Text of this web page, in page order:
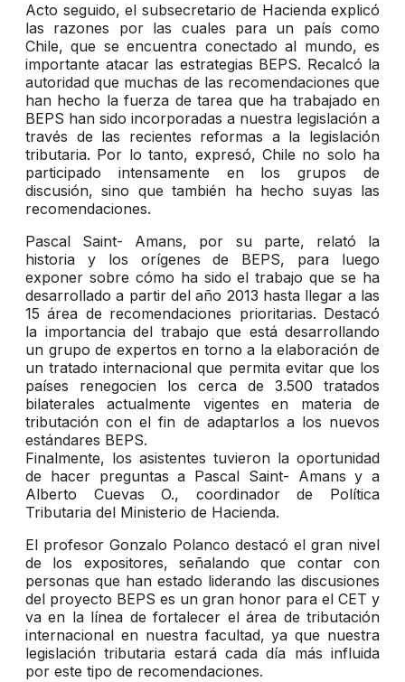
Acto seguido, el subsecretario de Hacienda explicó
las razones por las cuales para un país como
Chile, que se encuentra conectado al mundo, es
importante atacar las estrategias BEPS. Recalcó la
autoridad que muchas de las recomendaciones que
han hecho la fuerza de tarea que ha trabajado en
BEPS han sido incorporadas a nuestra legislación a
través de las recientes reformas a la legislación
tributaria. Por lo tanto, expresó, Chile no solo ha
participado intensamente en los grupos de
discusión, sino que también ha hecho suyas las
recomendaciones.
Pascal Saint- Amans, por su parte, relató la
historia y los orígenes de BEPS, para luego
exponer sobre cómo ha sido el trabajo que se ha
desarrollado a partir del año 2013 hasta llegar a las
15 área de recomendaciones prioritarias. Destacó
la importancia del trabajo que está desarrollando
un grupo de expertos en torno a la elaboración de
un tratado internacional que permita evitar que los
países renegocien los cerca de 3.500 tratados
bilaterales actualmente vigentes en materia de
tributación con el fin de adaptarlos a los nuevos
estándares BEPS.
Finalmente, los asistentes tuvieron la oportunidad
de hacer preguntas a Pascal Saint- Amans y a
Alberto Cuevas O., coordinador de Política
Tributaria del Ministerio de Hacienda.
El profesor Gonzalo Polanco destacó el gran nivel
de los expositores, señalando que contar con
personas que han estado liderando las discusiones
del proyecto BEPS es un gran honor para el CET y
va en la línea de fortalecer el área de tributación
internacional en nuestra facultad, ya que nuestra
legislación tributaria estará cada día más influida
por este tipo de recomendaciones.